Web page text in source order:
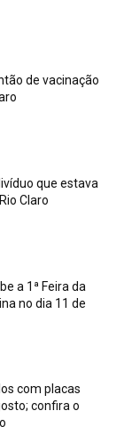
de vacinação
que estava
Claro
a 1ª Feira da
no dia 11 de
com placas
confira o